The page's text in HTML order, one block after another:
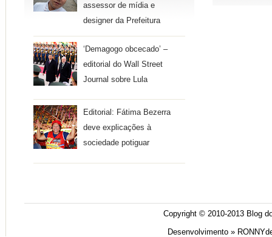
assessor de mídia e
designer da Prefeitura
‘Demagogo obcecado’ –
editorial do Wall Street
Journal sobre Lula
Editorial: Fátima Bezerra
deve explicações à
sociedade potiguar
Copyright © 2010-2013 Blog
Desenvolvimento »